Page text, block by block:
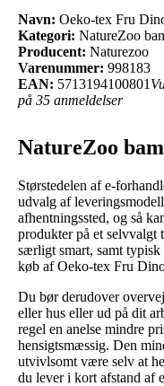
Navn: Oeko-tex Fru
Kategori: NatureZoo
Producent: Naturezoo
Varenummer: 998183
EAN: 5713194100801
på 35 anmeldelser
NatureZoo
Størstedelen af e-
udvalg af
afhentningssted, og så
produkter på et selvvalgt
særligt smart, samt
køb af Oeko-tex Fru
Du bør derudover
eller hus eller ud på dit
regel en anelse mindre
hensigtsmæssig. Den
utvivlsomt være selv at
du lever i kort afstand af